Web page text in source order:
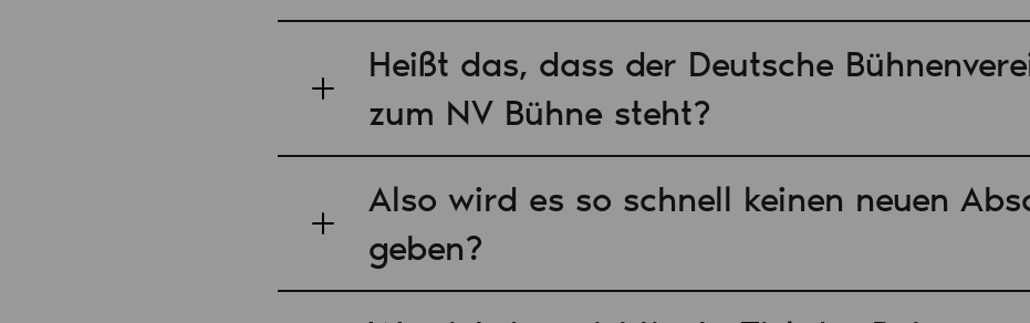
Heißt das, dass der Deutsche
zum NV Bühne steht?
Also wird es so schnell keinen neuen
geben?